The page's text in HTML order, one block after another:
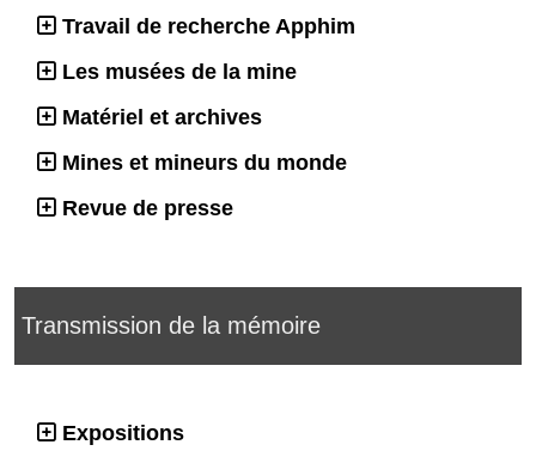
Travail de recherche Apphim
Les musées de la mine
Matériel et archives
Mines et mineurs du monde
Revue de presse
Transmission de la mémoire
Expositions